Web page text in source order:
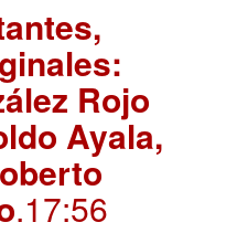
Rojo
Ayala,
.17:56